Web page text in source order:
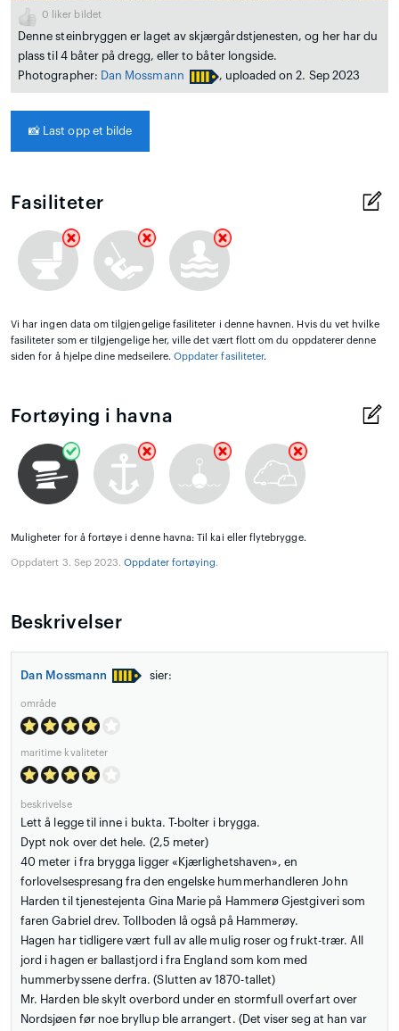
0 liker bildet
Denne steinbryggen er laget av skjærgårdstjenesten, og her har du
plass til 4 båter på dregg, eller to båter longside.
Photographer: Dan Mossmann , uploaded on 2. Sep 2023
📸 Last opp et bilde
Fasiliteter
Vi har ingen data om tilgjengelige fasiliteter i denne havnen. Hvis du vet hvilke
fasiliteter som er tilgjengelige her, ville det vært flott om du oppdaterer denne
siden for å hjelpe dine medseilere. Oppdater fasiliteter.
Fortøying i havna
Muligheter for å fortøye i denne havna: Til kai eller flytebrygge.
Oppdatert 3. Sep 2023.Oppdater fortøying.
Beskrivelser
Dan Mossmann sier:
område
maritime kvaliteter
beskrivelse
Lett å legge til inne i bukta. T-bolter i brygga.
Dypt nok over det hele. (2,5 meter)
40 meter i fra brygga ligger «Kjærlighetshaven», en
forlovelsespresang fra den engelske hummerhandleren John
Harden til tjenestejenta Gina Marie på Hammerø Gjestgiveri som
faren Gabriel drev. Tollboden lå også på Hammerøy.
Hagen har tidligere vært full av alle mulig roser og frukt-trær. All
jord i hagen er ballastjord i fra England som kom med
hummerbyssene derfra. (Slutten av 1870-tallet)
Mr. Harden ble skylt overbord under en stormfull overfart over
Nordsjøen før noe bryllup ble arrangert. (Det viser seg at han var